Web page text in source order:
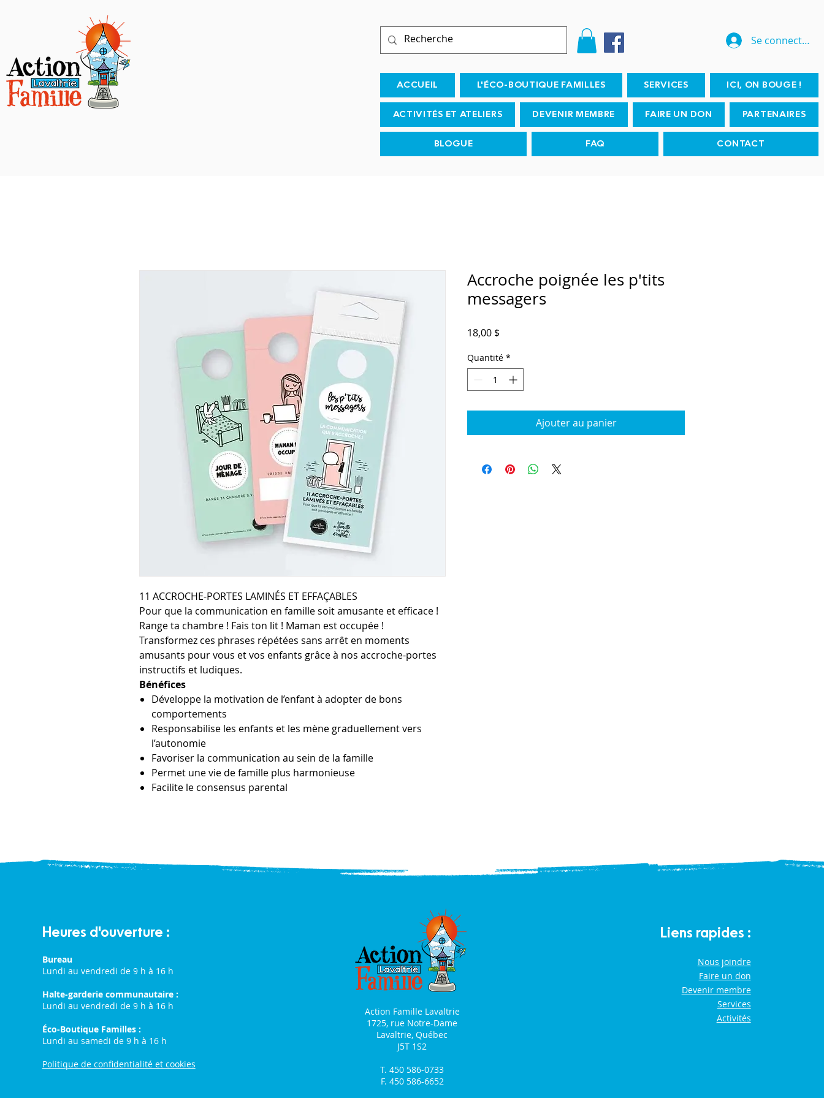
Se connecter
ACCUEIL L'ÉCO-BOUTIQUE FAMILLES SERVICES ICI, ON BOUGE !
ACTIVITÉS ET ATELIERS DEVENIR MEMBRE FAIRE UN DON PARTENAIRES
BLOGUE FAQ CONTACT
11 ACCROCHE-PORTES LAMINÉS ET EFFAÇABLES
Pour que la communication en famille soit amusante et efficace !
Range ta chambre ! Fais ton lit ! Maman est occupée !
Transformez ces phrases répétées sans arrêt en moments
amusants pour vous et vos enfants grâce à nos accroche-portes
instructifs et ludiques.
Bénéfices
Développe la motivation de l’enfant à adopter de bons
comportements
Responsabilise les enfants et les mène graduellement vers
l’autonomie
Favoriser la communication au sein de la famille
Permet une vie de famille plus harmonieuse
Facilite le consensus parental
Accroche poignée les p'tits
messagers
18,00 $
Quantité *
Ajouter au panier
Heures d'ouverture :
Bureau
Lundi au vendredi de 9 h à 16 h
Halte-garderie communautaire :
Lundi au vendredi de 9 h à 16 h
Éco-Boutique Familles :
Lundi au samedi de 9 h à 16 h
Politique de confidentialité et cookies
Action Famille Lavaltrie
1725, rue Notre-Dame
Lavaltrie, Québec
J5T 1S2
T. 450 586-0733
F. 450 586-6652
Liens rapides :
Nous joindre
Faire un don
Devenir membre
Services
Activités